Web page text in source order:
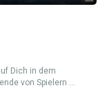
Dich in dem
von Spielern ...